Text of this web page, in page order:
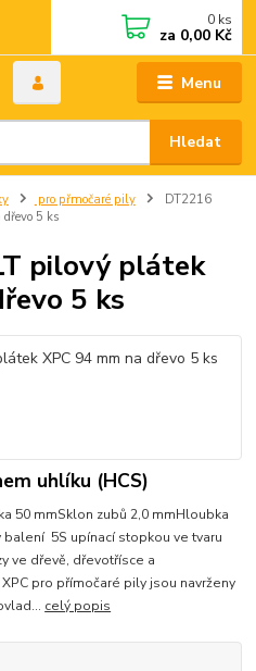
Menu
Hledat
0 ks
za 0,00 Kč
pro přmočaré pily
DT2216
5 ks
pilový plátek
5 ks
uhlíku (HCS)
50 mmSklon zubů 2,0 mmHloubka
balení 5S upínací stopkou ve tvaru
ve dřevě, dřevotřísce a
pro přímočaré pily jsou navrženy
celý popis